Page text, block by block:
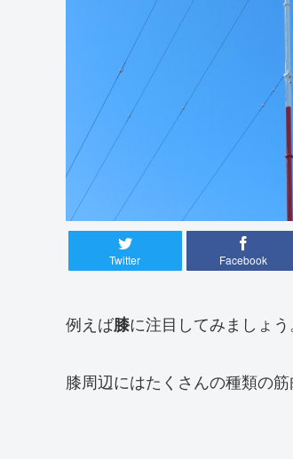
Twitter Facebook
例えば膝に注目してみましょう。
膝周辺にはたくさんの種類の筋